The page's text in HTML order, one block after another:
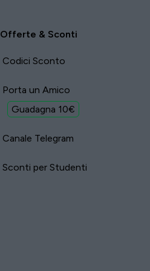
Offerte & Sconti
Codici Sconto
Porta un Amico
Guadagna 10€
Canale Telegram
Sconti per Studenti